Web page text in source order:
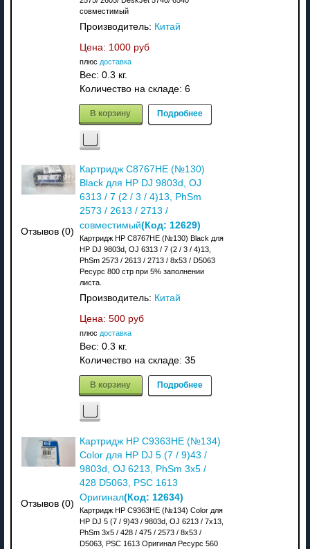
совместимый
Производитель: Китай
Цена: 1000 руб
плюс доставка
Вес: 0.3 кг.
Количество на складе: 6
В корзину Подробнее
Отзывов (0)
Картридж C8767HE (№130)
Black для HP DJ 9803d, OJ
6313 / 7 (2 / 3 / 4)13, PhSm
2573 / 2613 / 2713 /
совместимый(Код: 12629)
Картридж HP C8767HE (№130) Black для
HP DJ 9803d, OJ 6313 / 7 (2 / 3 / 4)13,
PhSm 2573 / 2613 / 2713 / 8x53 / D5063
Ресурс 800 стр при 5% заполнении
листа.
Производитель: Китай
Цена: 500 руб
плюс доставка
Вес: 0.3 кг.
Количество на складе: 35
В корзину Подробнее
Отзывов (0)
Картридж HP C9363HE (№134)
Color для HP DJ 5 (7 / 9)43 /
9803d, OJ 6213, PhSm 3x5 /
428 D5063, PSC 1613
Оригинал(Код: 12634)
Картридж HP C9363HE (№134) Color для
HP DJ 5 (7 / 9)43 / 9803d, OJ 6213 / 7x13,
PhSm 3x5 / 428 / 475 / 2573 / 8x53 /
D5063, PSC 1613 Оригинал Ресурс 560